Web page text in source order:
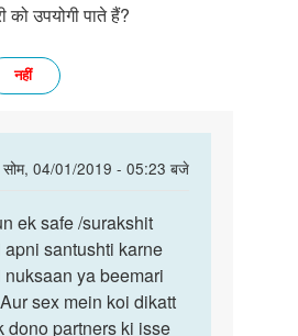
उपयोगी पाते हैं?
नहीं
सोम, 04/01/2019 - 05:23 बजे
ek safe /surakshit
santushti karne
nuksaan ya beemari
sex mein koi dikatt
dono partners ki isse